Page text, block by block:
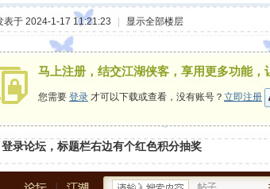
表于 2024-1-17 11:21:23 显示全部楼层
马上注册，结交江湖侠客，享用更多功能，
您需要 登录 才可以下载或查看，没有账号？ 立即注册
录论坛，标题栏右边有个红色积分抽奖